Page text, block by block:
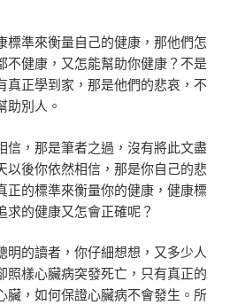
標準來衡量自己的健康，那他們怎
不健康，又怎能幫助你健康？不是
真正學到家，那是他們的悲哀，不
助別人。
信，那是筆者之過，沒有將此文盡
以後你依然相信，那是你自己的悲
正的標準來衡量你的健康，健康標
求的健康又怎會正確呢？
明的讀者，你仔細想想，又多少人
照樣心臟病突發死亡，只有真正的
臟，如何保證心臟病不會發生。所